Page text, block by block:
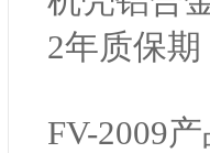
2年质保
FV-2009